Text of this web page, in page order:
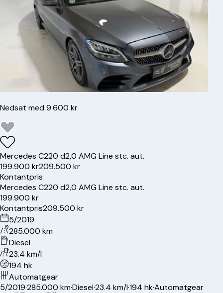
Nedsat med 9.600 kr
Mercedes C220 d2,0 AMG Line stc. aut.
199.900 kr209.500 kr
Kontantpris
Mercedes C220 d2,0 AMG Line stc. aut.
199.900 kr
Kontantpris209.500 kr
5/2019
285.000 km
Diesel
23.4 km/l
194 hk
Automatgear
5/2019·285.000 km·Diesel·23.4 km/l·194 hk·Automatgear